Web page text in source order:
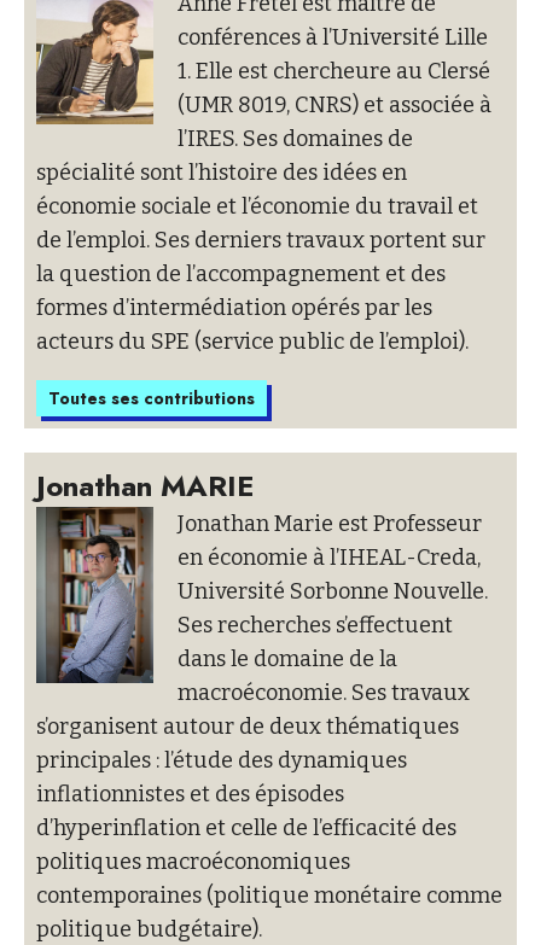
conférences à l’Université Lille
1. Elle est chercheure au Clersé
(UMR 8019, CNRS) et associée à
l’IRES. Ses domaines de
spécialité sont l’histoire des idées en
économie sociale et l’économie du travail et
de l’emploi. Ses derniers travaux portent sur
la question de l’accompagnement et des
formes d’intermédiation opérés par les
acteurs du SPE (service public de l’emploi).
Toutes ses contributions
Jonathan MARIE
Jonathan Marie est Professeur
en économie à l’IHEAL-Creda,
Université Sorbonne Nouvelle.
Ses recherches s’effectuent
dans le domaine de la
macroéconomie. Ses travaux
s’organisent autour de deux thématiques
principales : l’étude des dynamiques
inflationnistes et des épisodes
d’hyperinflation et celle de l’efficacité des
politiques macroéconomiques
contemporaines (politique monétaire comme
politique budgétaire).